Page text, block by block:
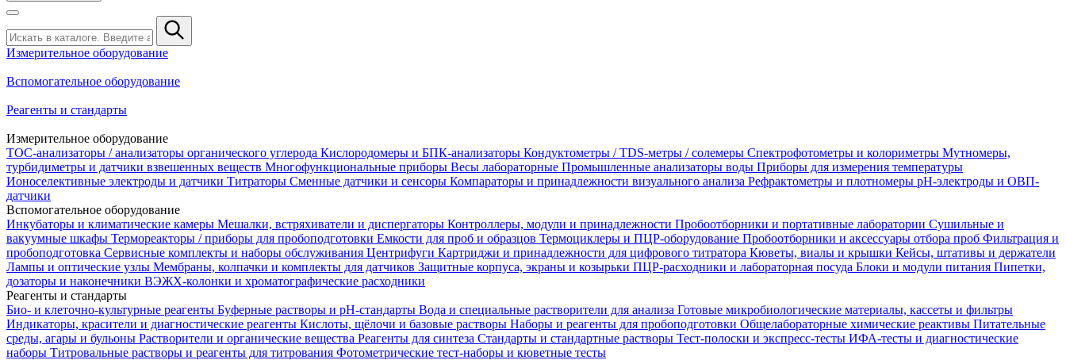
Измерительное оборудование
Вспомогательное оборудование
Реагенты и стандарты
Измерительное оборудование
TOC-анализаторы / анализаторы органического углерода Кислородомеры и БПК-анализаторы Кондуктометры / TDS-метры / солемеры Спектрофотометры и колориметры Мутномеры,
турбидиметры и датчики взвешенных веществ Многофункциональные приборы Весы лабораторные Промышленные анализаторы воды Приборы для измерения температуры
Ионоселективные электроды и датчики Титраторы Сменные датчики и сенсоры Компараторы и принадлежности визуального анализа Рефрактометры и плотномеры pH-электроды и ОВП-
датчики
Вспомогательное оборудование
Инкубаторы и климатические камеры Мешалки, встряхиватели и диспергаторы Контроллеры, модули и принадлежности Пробоотборники и портативные лаборатории Сушильные и
вакуумные шкафы Термореакторы / приборы для пробоподготовки Емкости для проб и образцов Термоциклеры и ПЦР-оборудование Пробоотборники и аксессуары отбора проб Фильтрация и
пробоподготовка Сервисные комплекты и наборы обслуживания Центрифуги Картриджи и принадлежности для цифрового титратора Кюветы, виалы и крышки Кейсы, штативы и держатели
Лампы и оптические узлы Мембраны, колпачки и комплекты для датчиков Защитные корпуса, экраны и козырьки ПЦР-расходники и лабораторная посуда Блоки и модули питания Пипетки,
дозаторы и наконечники ВЭЖХ-колонки и хроматографические расходники
Реагенты и стандарты
Био- и клеточно-культурные реагенты Буферные растворы и pH-стандарты Вода и специальные растворители для анализа Готовые микробиологические материалы, кассеты и фильтры
Индикаторы, красители и диагностические реагенты Кислоты, щёлочи и базовые растворы Наборы и реагенты для пробоподготовки Общелабораторные химические реактивы Питательные
среды, агары и бульоны Растворители и органические вещества Реагенты для синтеза Стандарты и стандартные растворы Тест-полоски и экспресс-тесты ИФА-тесты и диагностические
наборы Титровальные растворы и реагенты для титрования Фотометрические тест-наборы и кюветные тесты